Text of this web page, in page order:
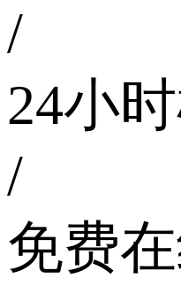
/
24小
/
免费